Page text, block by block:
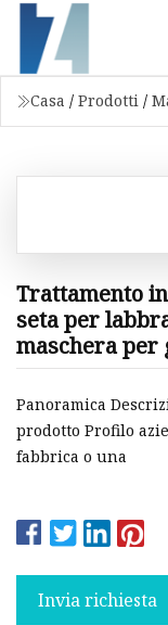
Casa / Prodotti /
Trattamento
seta per
maschera per
Panoramica
prodotto Profilo
fabbrica o una
Invia richiesta